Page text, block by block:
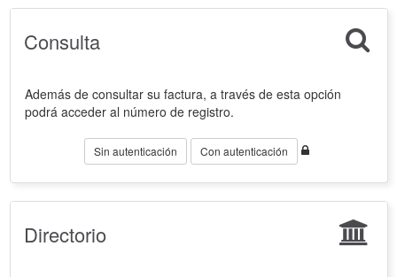
Consulta
Además de consultar su factura, a través de esta opción
podrá acceder al número de registro.
Sin autenticación Con autenticación
Directorio